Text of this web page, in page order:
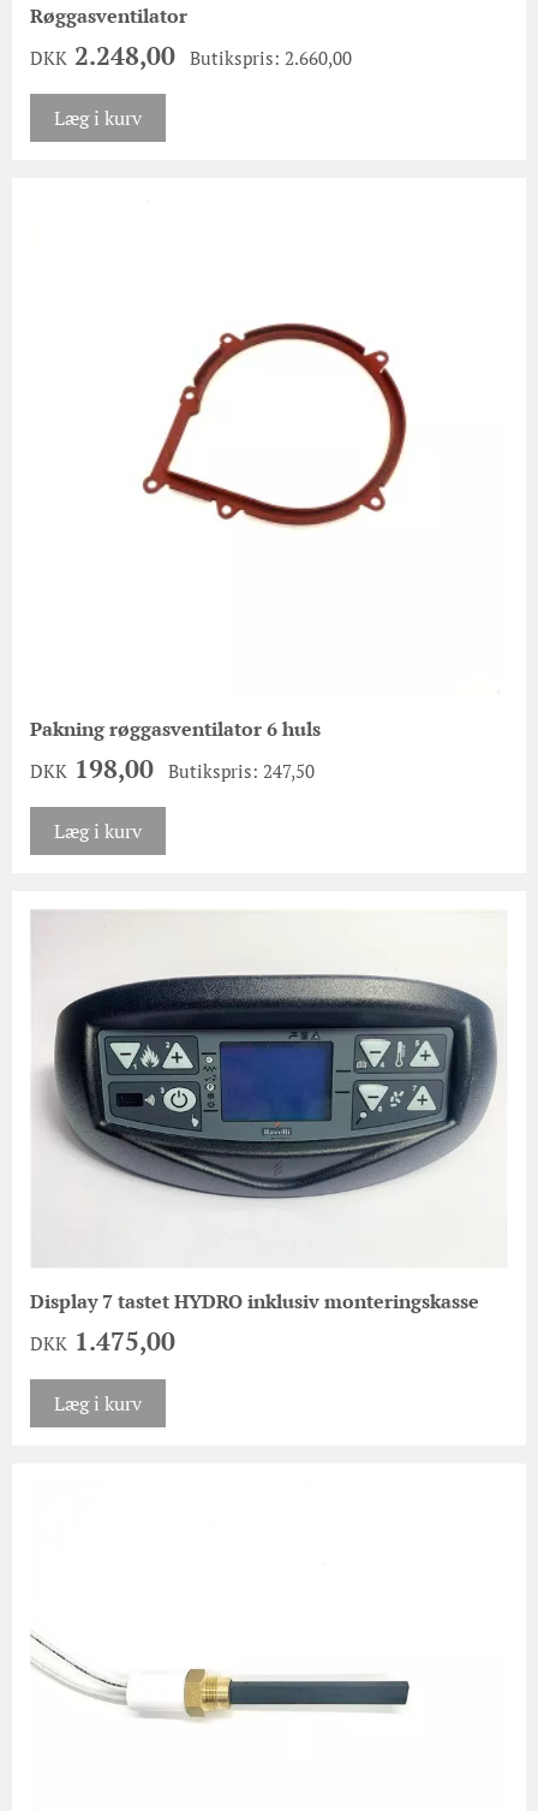
Røggasventilator
DKK 2.248,00 Butikspris: 2.660,00
Læg i kurv
Pakning røggasventilator 6 huls
DKK 198,00 Butikspris: 247,50
Læg i kurv
Display 7 tastet HYDRO inklusiv monteringskasse
DKK 1.475,00
Læg i kurv